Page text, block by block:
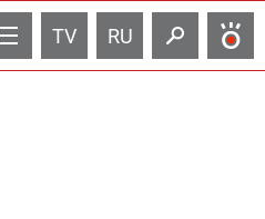
TV RU